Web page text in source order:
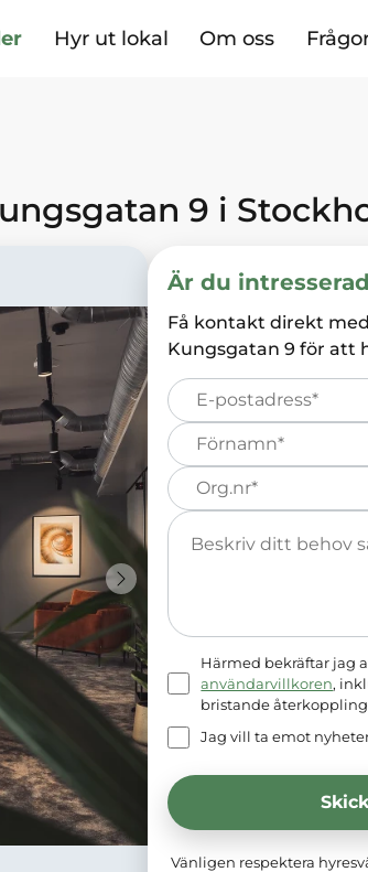
Hyr ut lokal Om oss
9 i
Är du
Få kontakt direkt
Kungsgatan 9 för att
E-
post*
Förnamn*
Organisations
nummer*
Meddelande*
Härmed bekräftar jag
användarvillkoren,
bristande
Jag vill ta emot
Vänligen respektera